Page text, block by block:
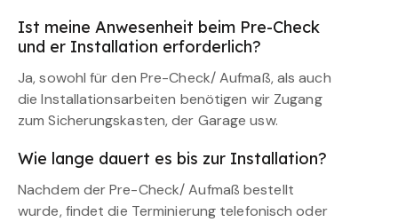
Ist meine Anwesenheit beim Pre-Check
und er Installation erforderlich?
Ja, sowohl für den Pre-Check/ Aufmaß, als auch
die Installationsarbeiten benötigen wir Zugang
zum Sicherungskasten, der Garage usw.
Wie lange dauert es bis zur Installation?
Nachdem der Pre-Check/ Aufmaß bestellt
wurde, findet die Terminierung telefonisch oder